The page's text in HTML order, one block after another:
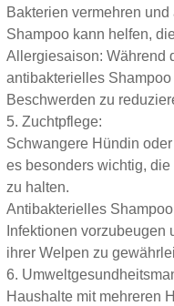
Bakterien vermehren
Shampoo kann helfen,
Allergiesaison: Während
antibakterielles
Beschwerden zu
5. Zuchtpflege:
Schwangere Hündin
es besonders wichtig,
zu halten.
Antibakterielles
Infektionen vorzubeugen
ihrer Welpen zu
6.
Haushalte mit mehreren